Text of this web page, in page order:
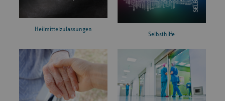
Heilmittelzulassungen
Selbsthilfe